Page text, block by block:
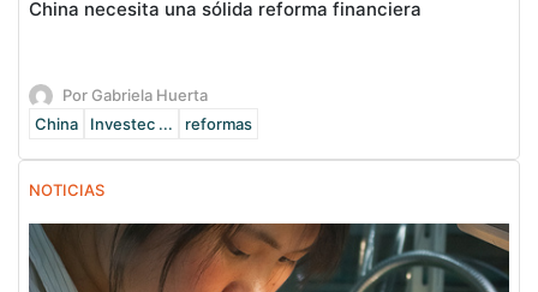
China necesita una sólida reforma financiera
Por Gabriela Huerta
China
Investec ... reformas
NOTICIAS